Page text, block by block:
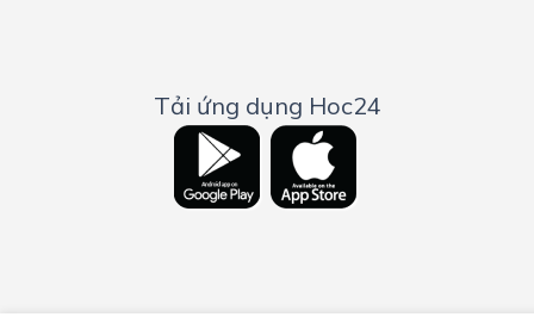
Tải ứng dụng Hoc24